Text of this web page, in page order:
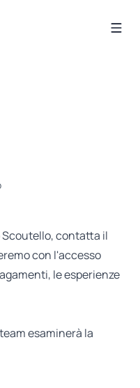
Scoutello, contatta il
con l'accesso
le esperienze
esaminerà la